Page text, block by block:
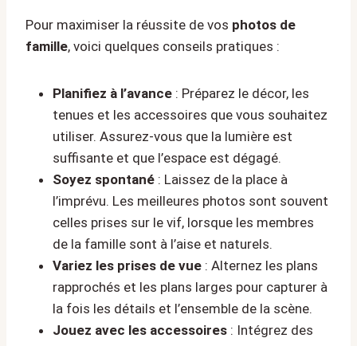
Pour maximiser la réussite de vos photos de
famille, voici quelques conseils pratiques :
Planifiez à l’avance : Préparez le décor, les
tenues et les accessoires que vous souhaitez
utiliser. Assurez-vous que la lumière est
suffisante et que l’espace est dégagé.
Soyez spontané : Laissez de la place à
l’imprévu. Les meilleures photos sont souvent
celles prises sur le vif, lorsque les membres
de la famille sont à l’aise et naturels.
Variez les prises de vue : Alternez les plans
rapprochés et les plans larges pour capturer à
la fois les détails et l’ensemble de la scène.
Jouez avec les accessoires : Intégrez des